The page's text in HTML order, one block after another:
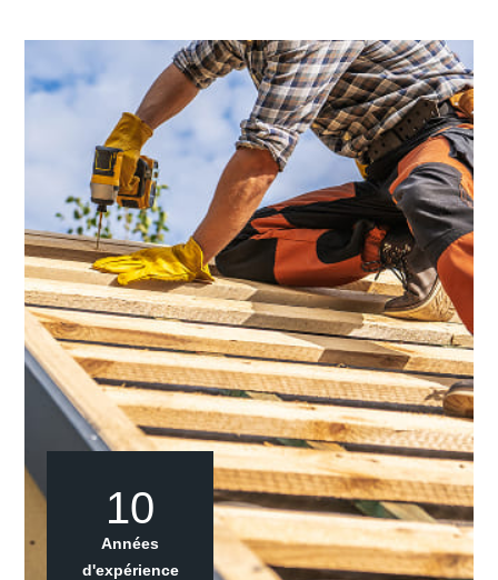
10
Années
d'expérience